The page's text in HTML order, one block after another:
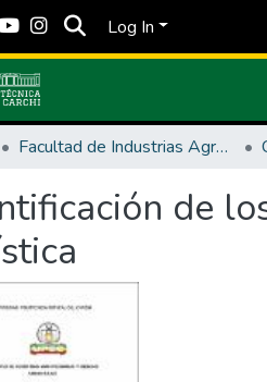
Log In
Facultad de Industrias Agropecuarias y Ciencias Ambientales
de